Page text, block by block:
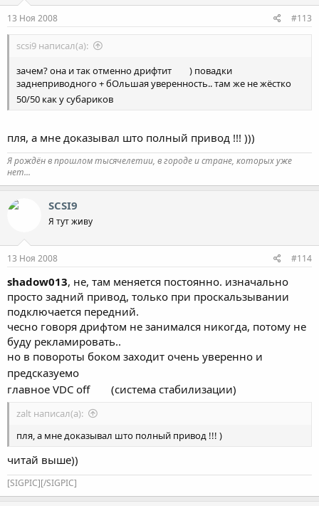
13 Ноя 2008 #113
scsi9 написал(а):
зачем? она и так отменно дрифтит
) повадки
заднеприводного + бОльшая уверенность.. там же не жёстко
50/50 как у субариков
пля, а мне доказывал што полный привод !!! )))
Я рождён в прошлом тысячелетии, в городе и стране, которых уже
нет...
SCSI9
Я тут живу
13 Ноя 2008 #114
shadow013, не, там меняется постоянно. изначально
просто задний привод, только при проскальзывании
подключается передний.
чесно говоря дрифтом не занимался никогда, потому не
буду рекламировать..
но в повороты боком заходит очень уверенно и
предсказуемо
главное VDC off
(система стабилизации)
zalt написал(а):
пля, а мне доказывал што полный привод !!! )
читай выше))
[SIGPIC][/SIGPIC]